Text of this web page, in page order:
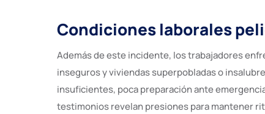
Condiciones laborales
Además de este incidente, los trabajadores
inseguros y viviendas superpobladas o
insuficientes, poca preparación ante
testimonios revelan presiones para mantener